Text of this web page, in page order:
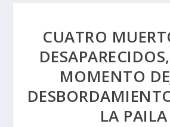
CUATRO
MOMENTO
LA PAILA